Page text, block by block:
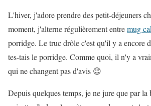
L'hiver, j'adore prendre des petit-déjeuners
moment, j'alterne régulièrement entremug
porridge. Le truc drôle c'est qu'il y a encore
tes-tais le porridge. Comme quoi, il n'y a
qui ne changent pas d'avis 😉
Depuis quelques temps, je ne jure que par la